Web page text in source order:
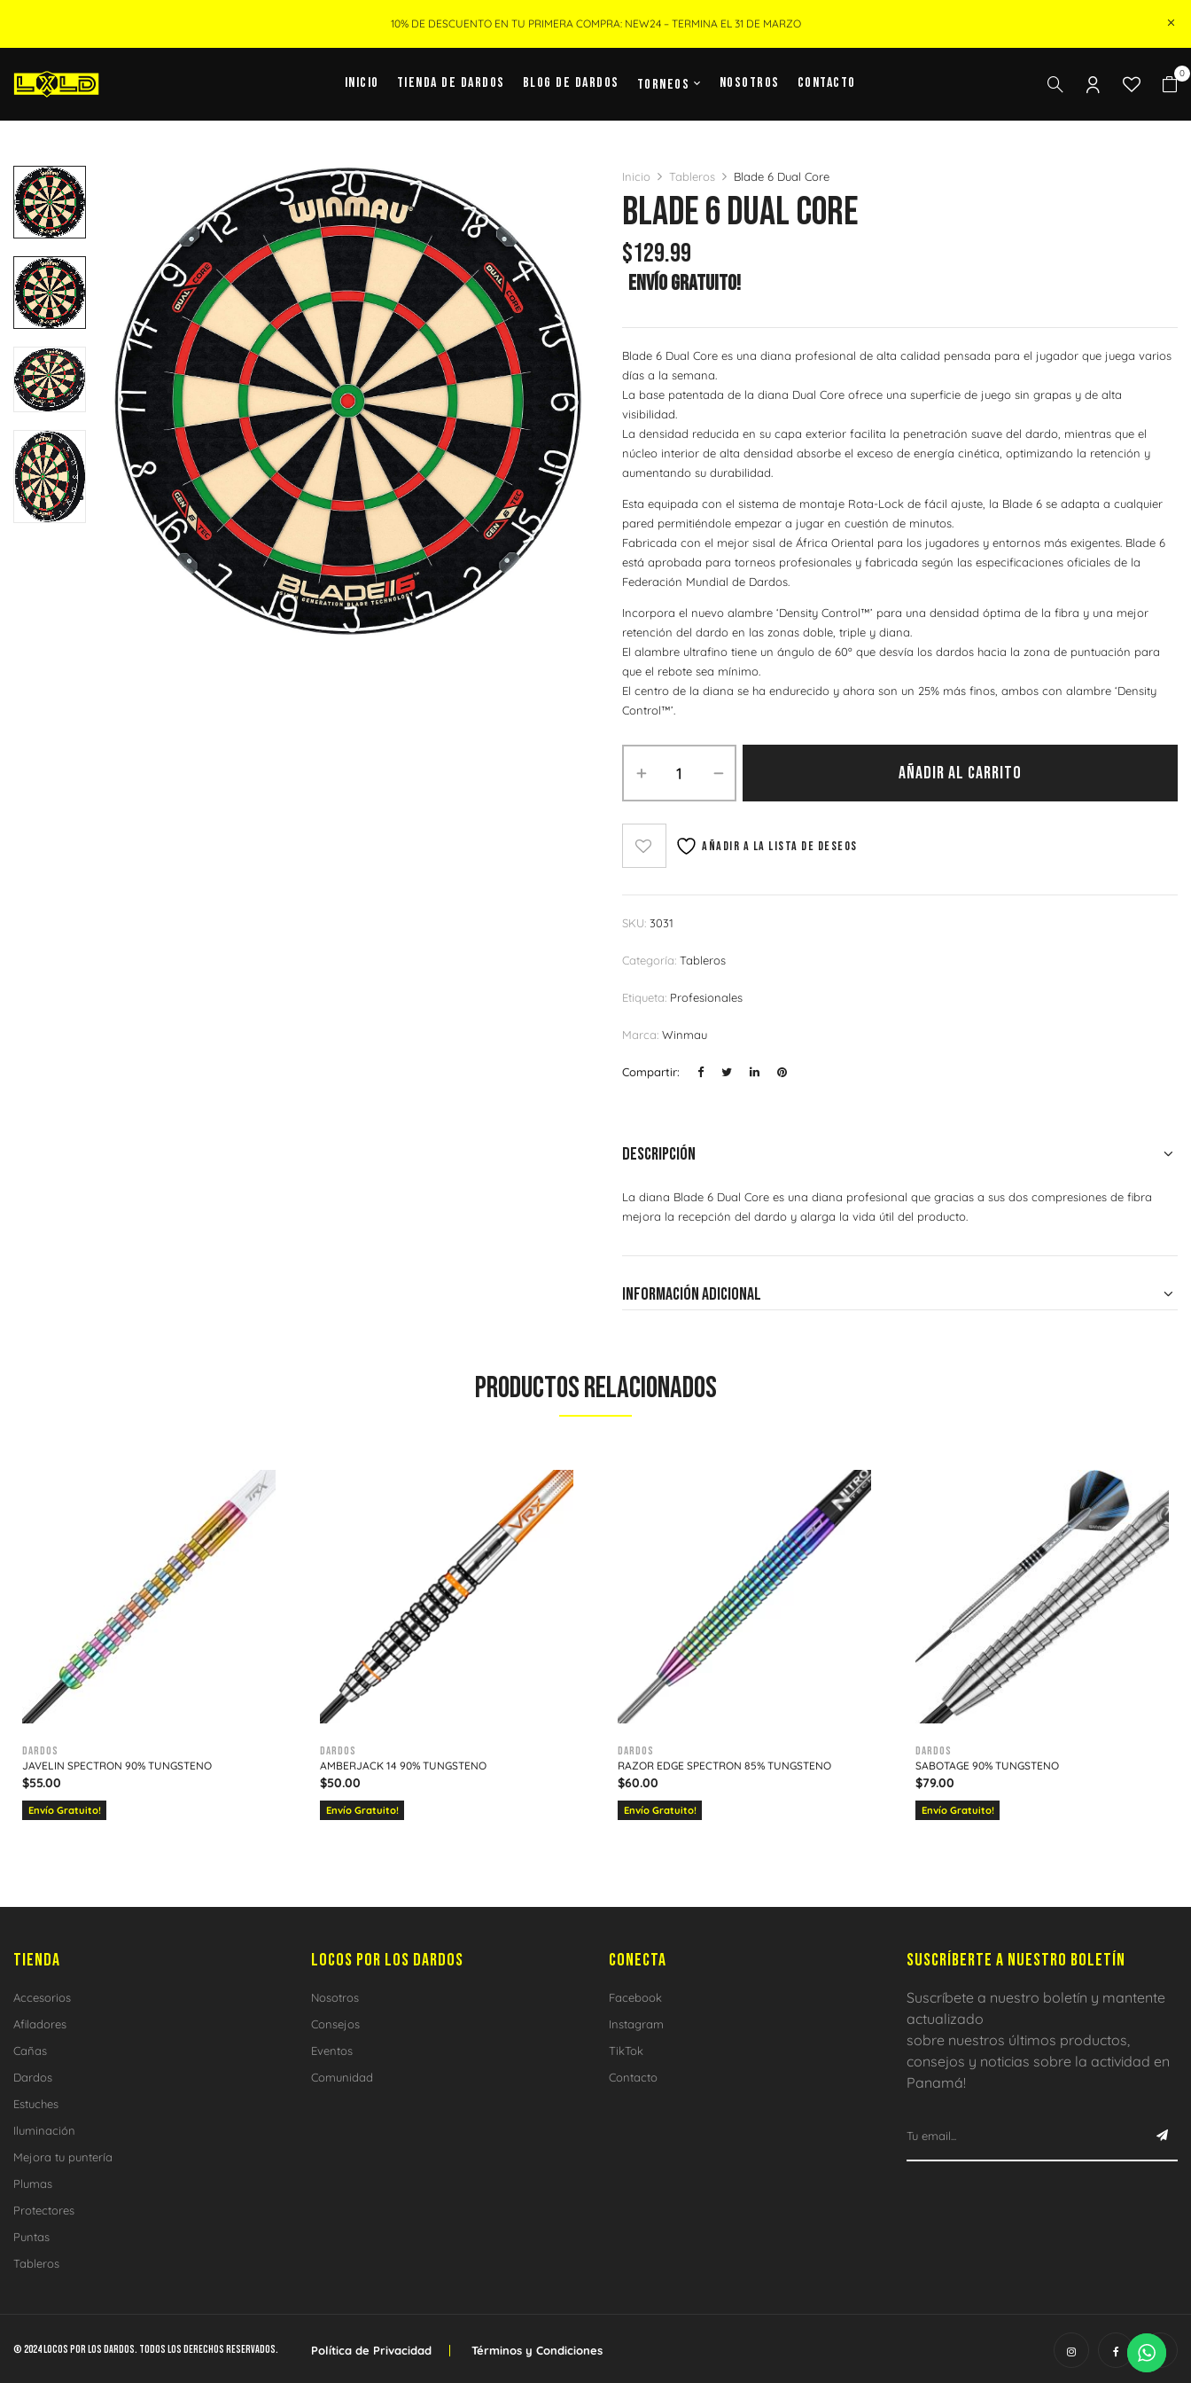
10% DE DESCUENTO EN TU PRIMERA COMPRA: NEW24 – TERMINA EL 31 DE MARZO
Inicio Tienda De Dardos Blog De Dardos Torneos Nosotros Contacto
0
Inicio Tableros Blade 6 Dual Core
Blade 6 Dual Core
$129.99
Envío Gratuito!
Blade 6 Dual Core es una diana profesional de alta calidad pensada para el jugador que juega varios
días a la semana.
La base patentada de la diana Dual Core ofrece una superficie de juego sin grapas y de alta
visibilidad.
La densidad reducida en su capa exterior facilita la penetración suave del dardo, mientras que el
núcleo interior de alta densidad absorbe el exceso de energía cinética, optimizando la retención y
aumentando su durabilidad.
Esta equipada con el sistema de montaje Rota-Lock de fácil ajuste, la Blade 6 se adapta a cualquier
pared permitiéndole empezar a jugar en cuestión de minutos.
Fabricada con el mejor sisal de África Oriental para los jugadores y entornos más exigentes. Blade 6
está aprobada para torneos profesionales y fabricada según las especificaciones oficiales de la
Federación Mundial de Dardos.
Incorpora el nuevo alambre ‘Density Control™’ para una densidad óptima de la fibra y una mejor
retención del dardo en las zonas doble, triple y diana.
El alambre ultrafino tiene un ángulo de 60º que desvía los dardos hacia la zona de puntuación para
que el rebote sea mínimo.
El centro de la diana se ha endurecido y ahora son un 25% más finos, ambos con alambre ‘Density
Control™’.
AÑADIR AL CARRITO
Añadir a la lista de deseos
SKU: 3031
Categoría: Tableros
Etiqueta: Profesionales
Marca: Winmau
Compartir:
Descripción
La diana Blade 6 Dual Core es una diana profesional que gracias a sus dos compresiones de fibra
mejora la recepción del dardo y alarga la vida útil del producto.
Información adicional
Productos Relacionados
Dardos
JAVELIN SPECTRON 90% TUNGSTENO
$55.00
Envío Gratuito!
Dardos
AMBERJACK 14 90% TUNGSTENO
$50.00
Envío Gratuito!
Dardos
RAZOR EDGE SPECTRON 85% TUNGSTENO
$60.00
Envío Gratuito!
Dardos
SABOTAGE 90% TUNGSTENO
$79.00
Envío Gratuito!
TIENDA
Accesorios
Afiladores
Cañas
Dardos
Estuches
Iluminación
Mejora tu puntería
Plumas
Protectores
Puntas
Tableros
LOCOS POR LOS DARDOS
Nosotros
Consejos
Eventos
Comunidad
CONECTA
Facebook
Instagram
TikTok
Contacto
SUSCRÍBERTE A NUESTRO BOLETÍN
Suscríbete a nuestro boletín y mantente
actualizado
sobre nuestros últimos productos,
consejos y noticias sobre la actividad en
Panamá!
© 2024 Locos por los dardos. Todos los derechos reservados. Política de Privacidad Términos y Condiciones